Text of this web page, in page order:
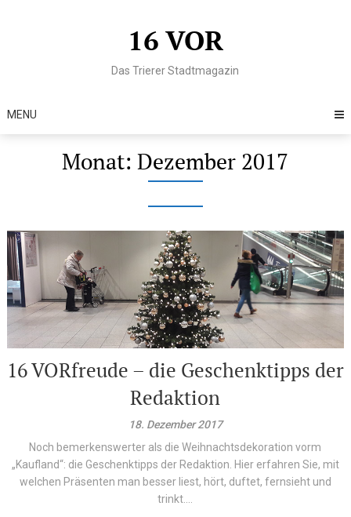
16 VOR
Das Trierer Stadtmagazin
MENU
Monat:Dezember 2017
16 VORfreude – die Geschenktipps der
Redaktion
18. Dezember 2017
Noch bemerkenswerter als die Weihnachtsdekoration vorm
„Kaufland“: die Geschenktipps der Redaktion. Hier erfahren Sie, mit
welchen Präsenten man besser liest, hört, duftet, fernsieht und
trinkt....